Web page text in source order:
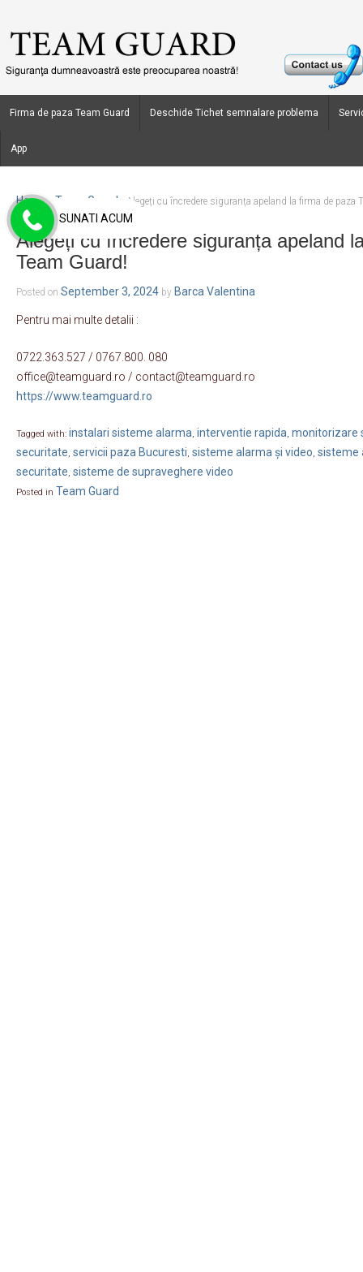
Firma de paza Team Guard Deschide Tichet semnalare problema
App
Home › Team Guard Alegeți cu încredere siguranța apeland la firma de paza
Alegeți cu încredere siguranța apeland
Team Guard!
Posted on September 3, 2024 by Barca Valentina
Pentru mai multe detalii :
0722.363.527 / 0767.800. 080
office@teamguard.ro / contact@teamguard.ro
https://www.teamguard.ro
Tagged with: instalari sisteme alarma, interventie rapida, monitorizare
securitate, servicii paza Bucuresti, sisteme alarma și video, sisteme
securitate, sisteme de supraveghere video
Posted in Team Guard
SUNATI ACUM